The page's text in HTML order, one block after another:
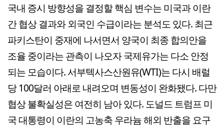
국내 증시 방향성을 결정할 핵심 변수는 미국과 이란
간 협상 결과와 외국인 수급이라는 분석도 있다. 최근
파키스탄이 중재에 나서면서 양국이 최종 합의안을
조율 중이라는 관측이 나오자 국제유가는 다소 안정
되는 모습이다. 서부텍사스산원유(WTI)는 다시 배럴
당 100달러 아래로 내려오며 변동성이 완화됐다. 다만
협상 불확실성은 여전히 남아 있다. 도널드 트럼프 미
국 대통령이 이란의 고농축 우라늄 해외 반출을 요구